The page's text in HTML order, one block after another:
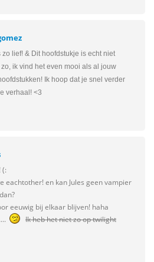
zo lief! & Dit hoofdstukje is echt niet
ik vind het even mooi als al jouw
Ik hoop dat je snel verder
verhaal! <3
(:
eachtother! en kan Jules geen vampier
eeuwig bij elkaar blijven! haha
Ik heb het niet zo op twilight